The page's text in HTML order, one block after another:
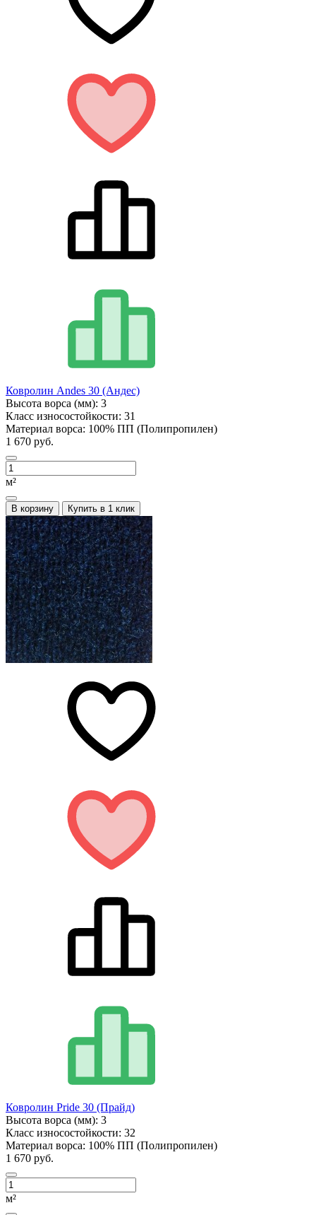
Ковролин Andes 30 (Андес)
Высота ворса (мм): 3
Класс износостойкости: 31
Материал ворса: 100% ПП (Полипропилен)
1 670 руб.
м²
В корзину Купить в 1 клик
Ковролин Pride 30 (Прайд)
Высота ворса (мм): 3
Класс износостойкости: 32
Материал ворса: 100% ПП (Полипропилен)
1 670 руб.
м²